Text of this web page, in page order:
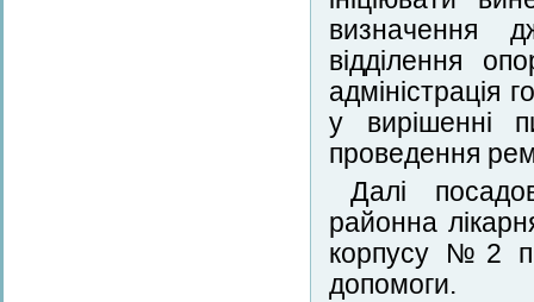
визначення
відділення
адміністрація
у вирішенні
проведення
Далі
районна
корпусу №2
допомоги.